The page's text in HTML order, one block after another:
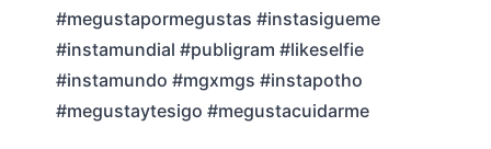
#megustapormegustas #instasigueme
#instamundial #publigram #likeselfie
#instamundo #mgxmgs #instapotho
#megustaytesigo #megustacuidarme